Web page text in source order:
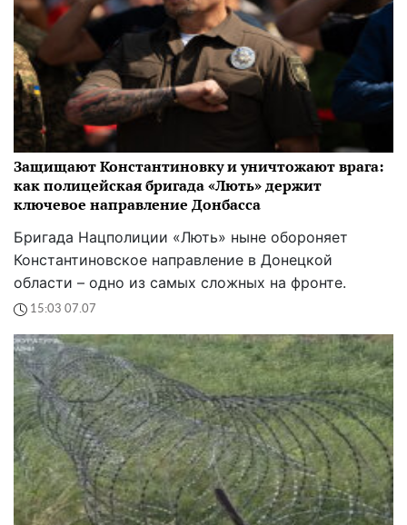
Защищают Константиновку и уничтожают врага:
как полицейская бригада «Лють» держит
ключевое направление Донбасса
Бригада Нацполиции «Лють» ныне обороняет
Константиновское направление в Донецкой
области – одно из самых сложных на фронте.
15:03 07.07